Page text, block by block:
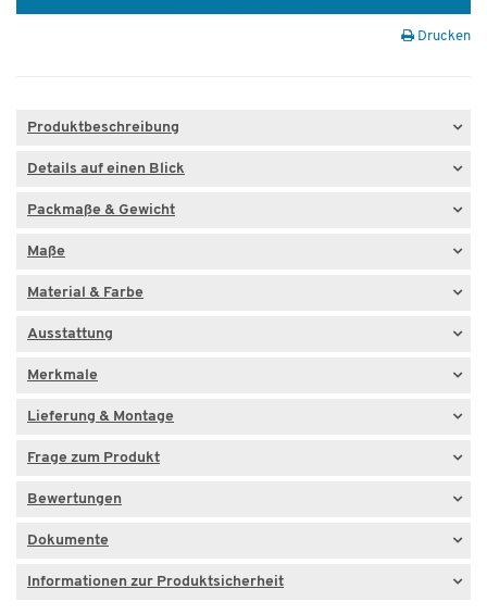
Drucken
Produktbeschreibung
Details auf einen Blick
Packmaße & Gewicht
Maße
Material & Farbe
Ausstattung
Merkmale
Lieferung & Montage
Frage zum Produkt
Bewertungen
Dokumente
Informationen zur Produktsicherheit